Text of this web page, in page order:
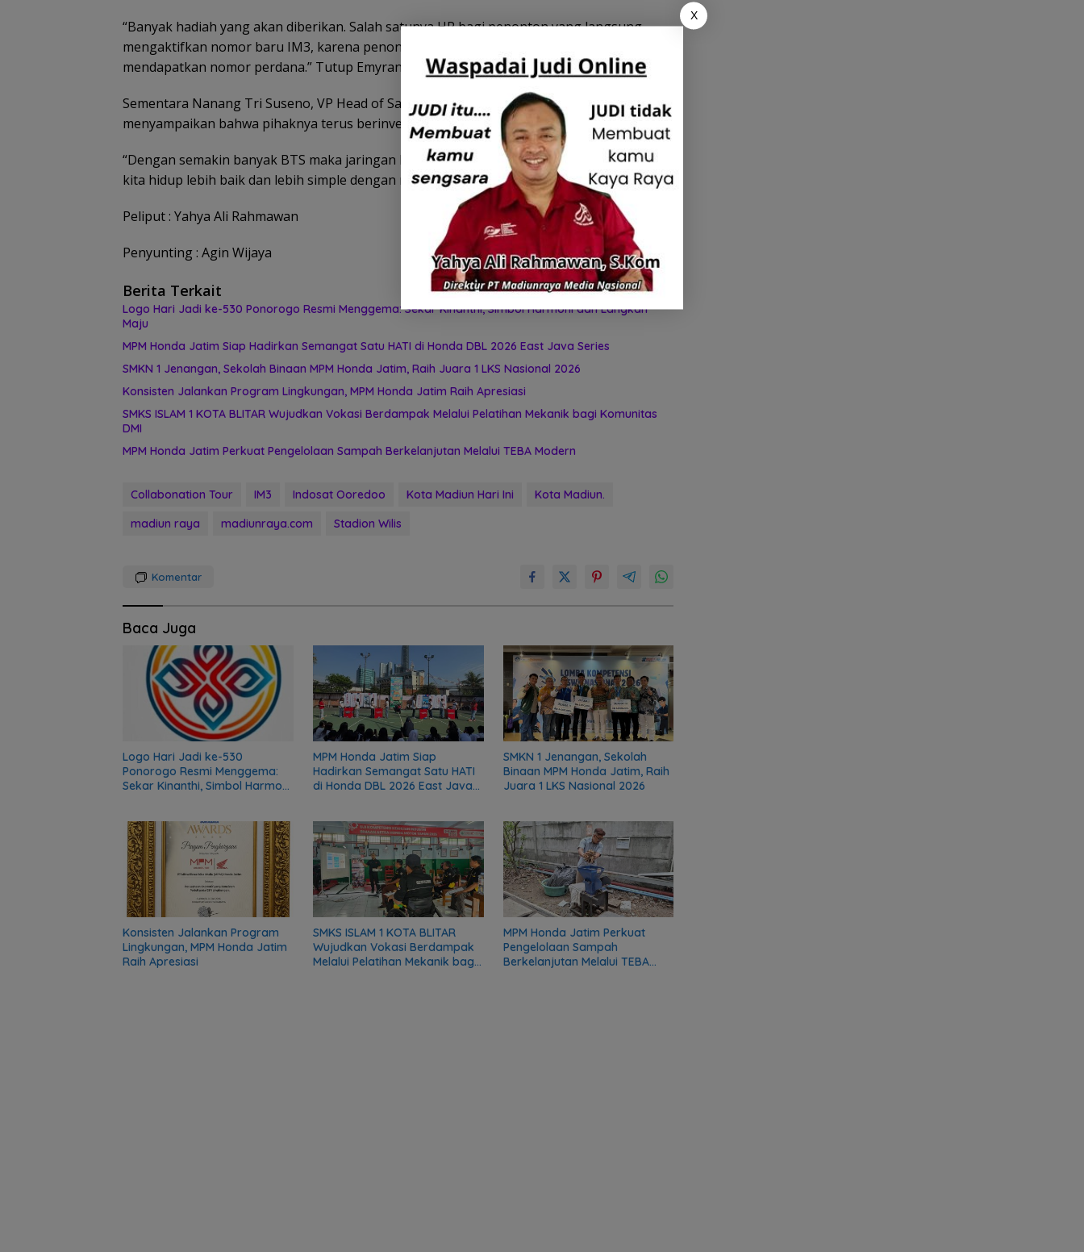
“Banyak hadiah yang akan diberikan. Salah satunya HP bagi penonton yang langsung
mengaktifkan nomor baru IM3, karena penonton setelah membeli tiket akan
mendapatkan nomor perdana.” Tutup Emyranti.
Sementara Nanang Tri Suseno, VP Head of Sales East Java Indosat Ooredoo Hutchison
menyampaikan bahwa pihaknya terus berinvestasi mendirikan BTS.
“Dengan semakin banyak BTS maka jaringan IM3 akan bisa semakin luas. Sehingga motto
kita hidup lebih baik dan lebih simple dengan menggunakan IM3,” ucap Nanang. (yah/gin).
Peliput : Yahya Ali Rahmawan
Penyunting : Agin Wijaya
Berita Terkait
Logo Hari Jadi ke-530 Ponorogo Resmi Menggema: Sekar Kinanthi, Simbol Harmoni dan Langkah
Maju
MPM Honda Jatim Siap Hadirkan Semangat Satu HATI di Honda DBL 2026 East Java Series
SMKN 1 Jenangan, Sekolah Binaan MPM Honda Jatim, Raih Juara 1 LKS Nasional 2026
Konsisten Jalankan Program Lingkungan, MPM Honda Jatim Raih Apresiasi
SMKS ISLAM 1 KOTA BLITAR Wujudkan Vokasi Berdampak Melalui Pelatihan Mekanik bagi Komunitas
DMI
MPM Honda Jatim Perkuat Pengelolaan Sampah Berkelanjutan Melalui TEBA Modern
Collabonation Tour IM3 Indosat Ooredoo Kota Madiun Hari Ini
Kota Madiun.
madiun raya
madiunraya.com Stadion Wilis
Komentar
Baca Juga
Logo Hari Jadi ke-530
Ponorogo Resmi Menggema:
Sekar Kinanthi, Simbol Harmoni
MPM Honda Jatim Siap
Hadirkan Semangat Satu HATI
di Honda DBL 2026 East Java
SMKN 1 Jenangan, Sekolah
Binaan MPM Honda Jatim, Raih
Juara 1 LKS Nasional 2026
Konsisten Jalankan Program
Lingkungan, MPM Honda Jatim
Raih Apresiasi
SMKS ISLAM 1 KOTA BLITAR
Wujudkan Vokasi Berdampak
Melalui Pelatihan Mekanik bagi
MPM Honda Jatim Perkuat
Pengelolaan Sampah
Berkelanjutan Melalui TEBA
X